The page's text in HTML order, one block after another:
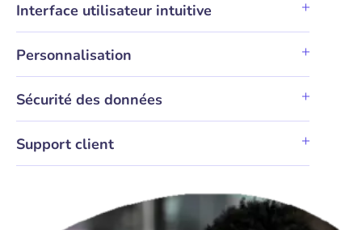
Interface utilisateur intuitive
Personnalisation
Sécurité des données
Support client